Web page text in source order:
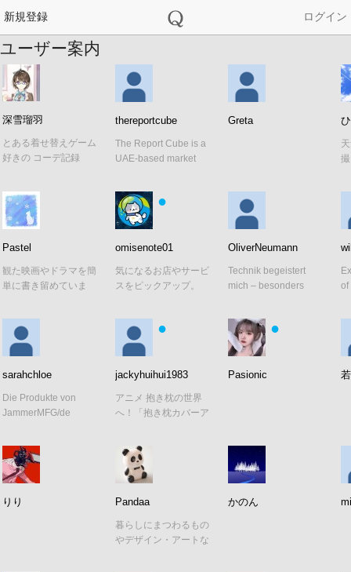
新規登録 ログイン
ユーザー案内
深雪瑠羽
とある着せ替えゲーム
好きの コーデ記録
thereportcube
The Report Cube is a
UAE-based market
Greta
Pastel
観た映画やドラマを簡
単に書き留めていま
●
omisenote01
気になるお店やサービ
スをピックアップ。
OliverNeumann
Technik begeistert
mich – besonders
of
sarahchloe
Die Produkte von
JammerMFG/de
●
jackyhuihui1983
アニメ 抱き枕の世界
へ！「抱き枕カバーア
●
Pasionic
りり Pandaa
暮らしにまつわるもの
やデザイン・アートな
かのん